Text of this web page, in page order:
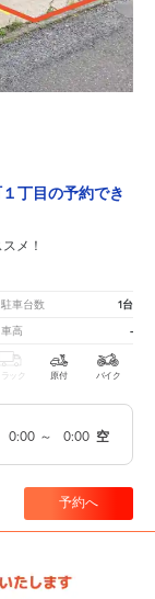
丁目の予約でき
メ！
駐車台数 1台
車高 -
ラック 原付 バイク
0:00 ～ 0:00 空
予約へ